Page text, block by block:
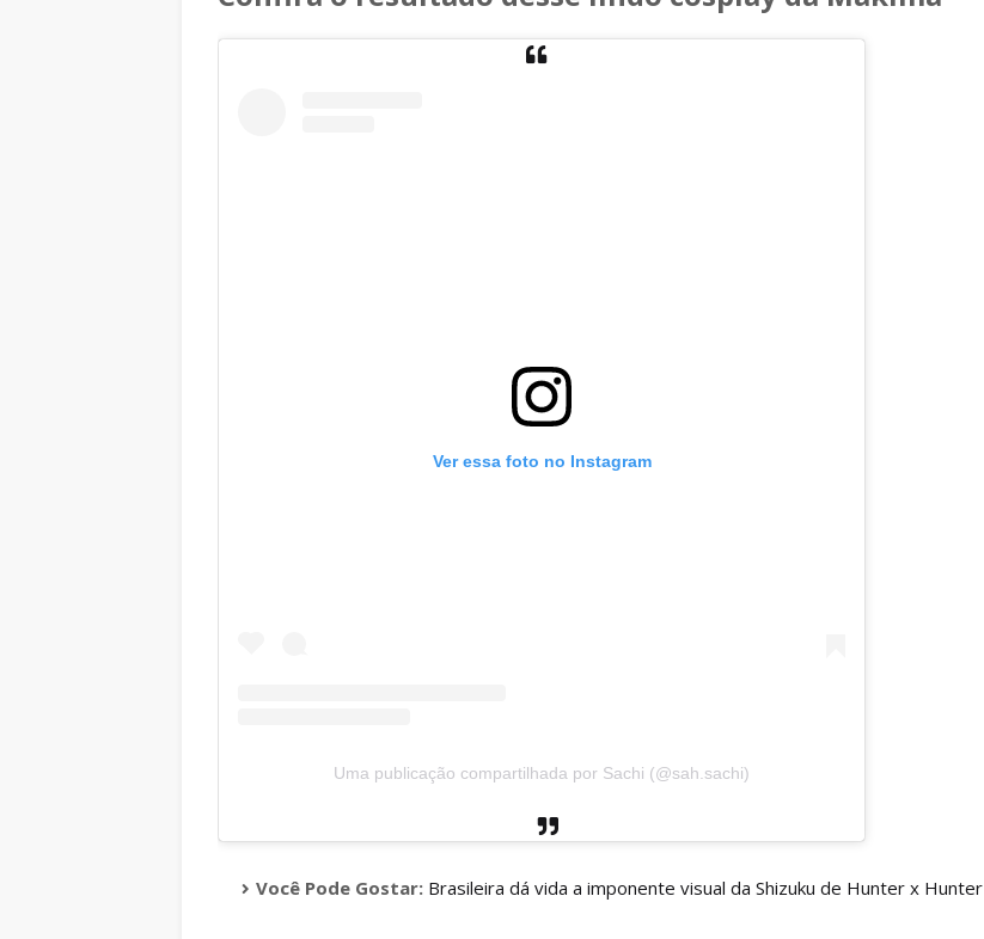
Ver essa foto no Instagram
Uma publicação compartilhada por Sachi (@sah.sachi)
Você Pode Gostar: Brasileira dá vida a imponente visual da Shizuku de Hunter x Hunter